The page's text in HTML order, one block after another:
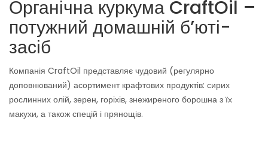
Органічна куркума CraftOil –
потужний домашній б’юті-
засіб
Компанія CraftOil представляє чудовий (регулярно
доповнюваний) асортимент крафтових продуктів: сирих
рослинних олій, зерен, горіхів, знежиреного борошна з їх
макухи, а також спецій і прянощів.